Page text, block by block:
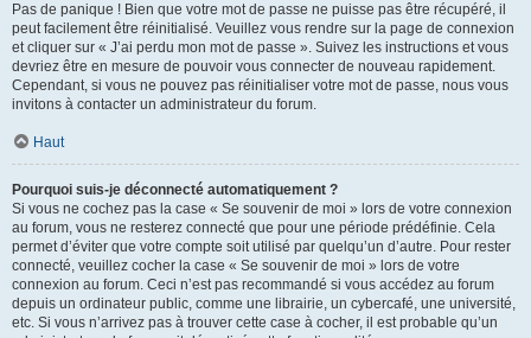
Pas de panique ! Bien que votre mot de passe ne puisse pas être récupéré, il
peut facilement être réinitialisé. Veuillez vous rendre sur la page de connexion
et cliquer sur « J’ai perdu mon mot de passe ». Suivez les instructions et vous
devriez être en mesure de pouvoir vous connecter de nouveau rapidement.
Cependant, si vous ne pouvez pas réinitialiser votre mot de passe, nous vous
invitons à contacter un administrateur du forum.
Haut
Pourquoi suis-je déconnecté automatiquement ?
Si vous ne cochez pas la case « Se souvenir de moi » lors de votre connexion
au forum, vous ne resterez connecté que pour une période prédéfinie. Cela
permet d’éviter que votre compte soit utilisé par quelqu’un d’autre. Pour rester
connecté, veuillez cocher la case « Se souvenir de moi » lors de votre
connexion au forum. Ceci n’est pas recommandé si vous accédez au forum
depuis un ordinateur public, comme une librairie, un cybercafé, une université,
etc. Si vous n’arrivez pas à trouver cette case à cocher, il est probable qu’un